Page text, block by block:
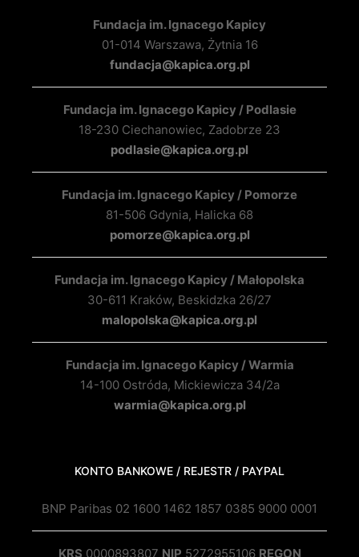
Fundacja im. Ignacego Kapicy
01-014 Warszawa, Żytnia 16
fundacja@kapica.org.pl
Fundacja im. Ignacego Kapicy / Podlasie
18-230 Ciechanowiec, Zadobrze 23
podlasie@kapica.org.pl
Fundacja im. Ignacego Kapicy / Pomorze
81-506 Gdynia, Halicka 68
pomorze@kapica.org.pl
Fundacja im. Ignacego Kapicy / Małopolska
30-611 Kraków, Beskidzka 26/27
malopolska@kapica.org.pl
Fundacja im. Ignacego Kapicy / Warmia
14-100 Ostróda, Mickiewicza 34/2a
warmia@kapica.org.pl
KONTO BANKOWE / REJESTR / PAYPAL
BNP Paribas 02 1600 1462 1857 0385 9000 0001
KRS 0000893807 NIP 5272955106 REGON